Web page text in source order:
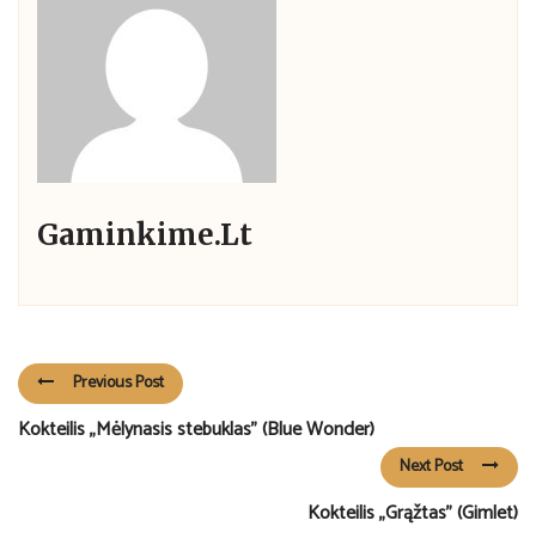
Gaminkime.lt
Previous Post
Kokteilis „Mėlynasis stebuklas” (Blue Wonder)
Next Post
Kokteilis „Grąžtas” (Gimlet)